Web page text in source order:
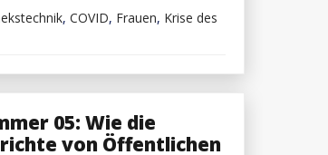
, COVID, Frauen, Krise des
Daten
05: Wie die
von Öffentlichen